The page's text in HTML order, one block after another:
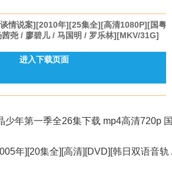
情说案][2010年][25集全][高清1080P][国粤
尧 / 廖碧儿 / 马国明 / 罗乐林][MKV/31G]
进入下载页面
少年第一季全26集下载 mp4高清720p
年][20集全][高清][DVD][韩日双语音